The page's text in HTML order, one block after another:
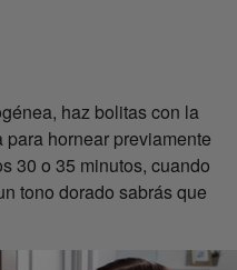
haz bolitas con la
hornear previamente
30 o 35 minutos, cuando
tono dorado sabrás que